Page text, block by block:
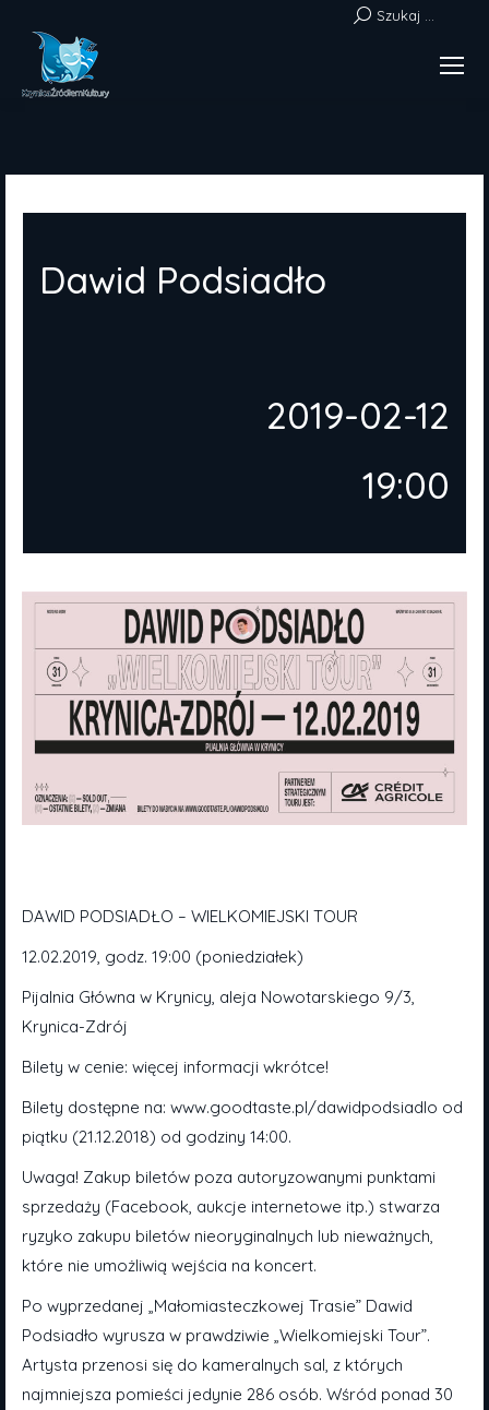
Szukaj:Szukaj ...
Dawid Podsiadło
2019-02-12
19:00
DAWID PODSIADŁO – WIELKOMIEJSKI TOUR
12.02.2019, godz. 19:00 (poniedziałek)
Pijalnia Główna w Krynicy, aleja Nowotarskiego 9/3,
Krynica-Zdrój
Bilety w cenie: więcej informacji wkrótce!
Bilety dostępne na: www.goodtaste.pl/dawidpodsiadlo od
piątku (21.12.2018) od godziny 14:00.
Uwaga! Zakup biletów poza autoryzowanymi punktami
sprzedaży (Facebook, aukcje internetowe itp.) stwarza
ryzyko zakupu biletów nieoryginalnych lub nieważnych,
które nie umożliwią wejścia na koncert.
Po wyprzedanej „Małomiasteczkowej Trasie” Dawid
Podsiadło wyrusza w prawdziwie „Wielkomiejski Tour”.
Artysta przenosi się do kameralnych sal, z których
najmniejsza pomieści jedynie 286 osób. Wśród ponad 30